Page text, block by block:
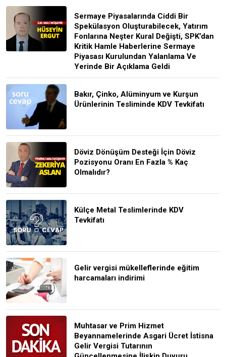
Sermaye Piyasalarında Ciddi Bir
Spekülasyon Oluşturabilecek, Yatırım
Fonlarına Neşter Kural Değişti, SPK’dan
Kritik Hamle Haberlerine Sermaye
Piyasası Kurulundan Yalanlama Ve
Yerinde Bir Açıklama Geldi
Bakır, Çinko, Alüminyum ve Kurşun
Ürünlerinin Tesliminde KDV Tevkifatı
Döviz Dönüşüm Desteği İçin Döviz
Pozisyonu Oranı En Fazla % Kaç
Olmalıdır?
Külçe Metal Teslimlerinde KDV
Tevkifatı
Gelir vergisi mükelleflerinde eğitim
harcamaları indirimi
Muhtasar ve Prim Hizmet
Beyannamelerinde Asgari Ücret İstisna
Gelir Vergisi Tutarının